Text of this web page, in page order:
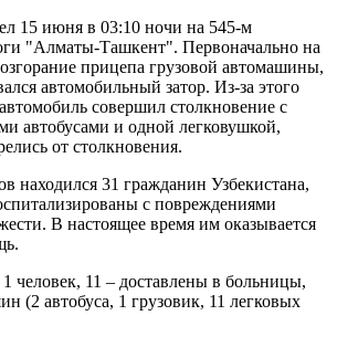
15 июня в 03:10 ночи на 545-м
"Алматы-Ташкент". Первоначально на
прицепа грузовой автомашины,
автомобильный затор. Из-за этого
совершил столкновение с
автобусами и одной легковушкой,
от столкновения.
находился 31 гражданин Узбекистана,
с повреждениями
В настоящее время им оказывается
человек, 11 – доставлены в больницы,
(2 автобуса, 1 грузовик, 11 легковых